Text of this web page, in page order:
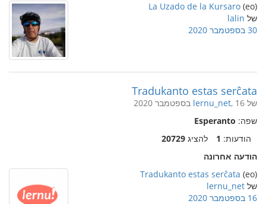
(eo)
La Uzado de la Kursaro
של lalin
30 בספטמבר 2020
Tradukanto estas serĉata
של lernu_net, 16 בספטמבר 2020
שפה: Esperanto
הודעות: 1 להציג 20729
הודעה אחרונה
(eo)
Tradukanto estas serĉata
של lernu_net
16 בספטמבר 2020